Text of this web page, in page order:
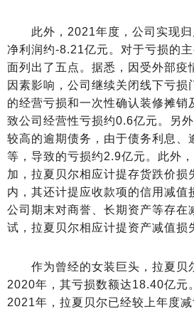
此外，2021年度，公司实现归
净利润约-8.21亿元。对于亏损的
面列出了五点。据悉，因受外部疫
因素影响，公司继续关闭线下亏损
的经营亏损和一次性确认装修摊销
致公司经营性亏损约0.6亿元。另
较高的逾期债务，由于债务利息、
等，导致的亏损约2.9亿元。此外
加，拉夏贝尔相应计提存货跌价损
内，其还计提应收款项的信用减值
公司期末对商誉、长期资产等存在
试，拉夏贝尔相应计提资产减值损
作为曾经的女装巨头，拉夏贝
2020年，其亏损数额达18.40亿元
2021年，拉夏贝尔已经较上年度减